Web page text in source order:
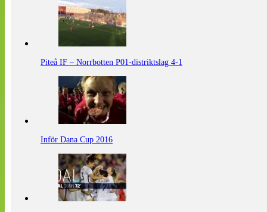
Piteå IF – Norrbotten P01-distriktslag 4-1
Inför Dana Cup 2016